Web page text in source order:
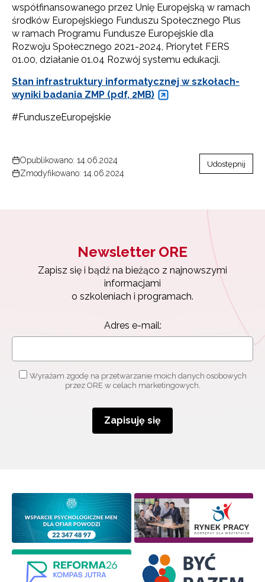
współfinansowanego przez Unię Europejską w ramach
środków Europejskiego Funduszu Społecznego Plus
w ramach Programu Fundusze Europejskie dla
Rozwoju Społecznego 2021-2024, Priorytet FERS
01.00, działanie 01.04 Rozwój systemu edukacji.
Stan infrastruktury informatycznej w szkołach-
wyniki badania ZMP (pdf, 2MB)
#FunduszeEuropejskie
Opublikowano: 14.06.2024
Zmodyfikowano: 14.06.2024
Udostępnij
Newsletter ORE
Zapisz się i bądź na bieżąco z najnowszymi
informacjami
o szkoleniach i programach.
Adres e-mail:
Wyrażam zgodę na przetwarzanie moich danych osobowych
przez ORE w celach marketingowych.
Zapisuję się
Newsletter ORE
informacjami
o szkoleniach i programach.
osobowych przez ORE w celach marketingowych.
Zapisuję się